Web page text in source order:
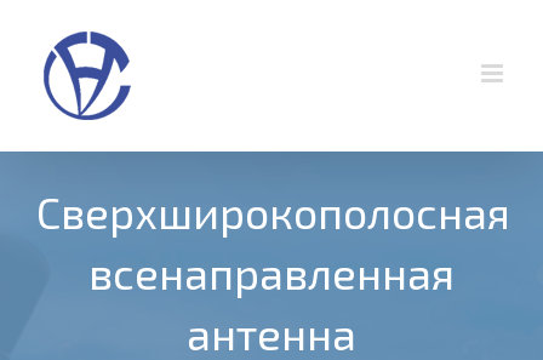
content
Сверхширокополосная
всенаправленная
антенна